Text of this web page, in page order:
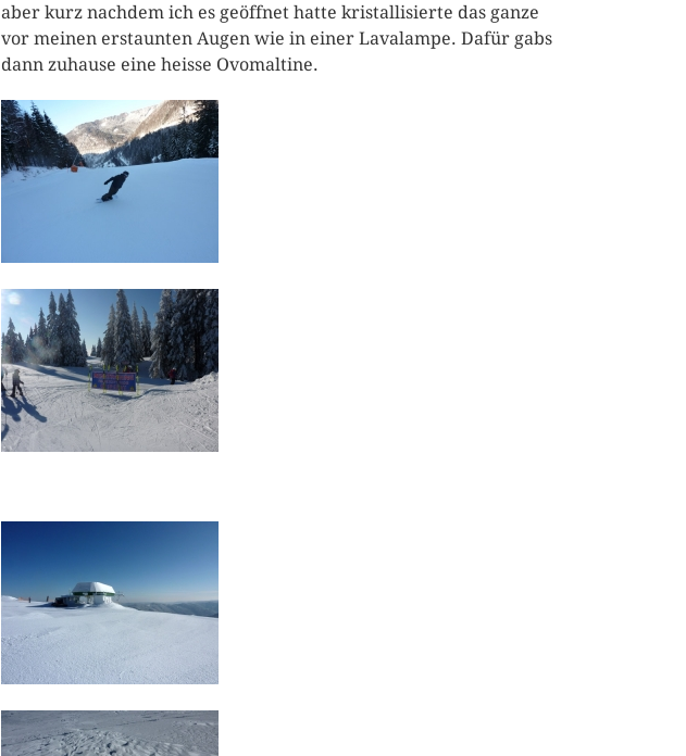
aber kurz nachdem ich es geöffnet hatte kristallisierte das ganze
vor meinen erstaunten Augen wie in einer Lavalampe. Dafür gabs
dann zuhause eine heisse Ovomaltine.